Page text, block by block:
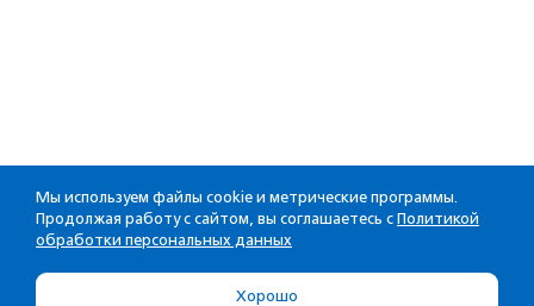
Мы используем файлы cookie и метрические программы.
Продолжая работу с сайтом, вы соглашаетесь с Политикой
обработки персональных данных
Хорошо